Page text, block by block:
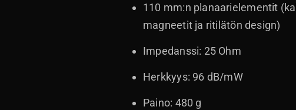
110 mm:n planaarielementit
magneetit ja ritilätön design)
Impedanssi: 25 Ohm
Herkkyys: 96 dB/mW
Paino: 480 g